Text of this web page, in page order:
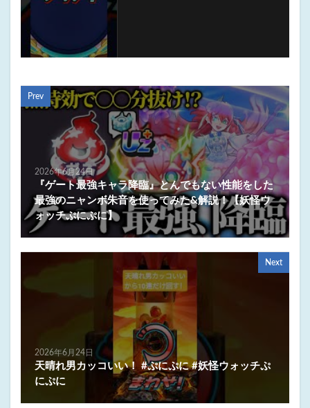
Prev
2026年6月24日
『ゲート最強キャラ降臨』とんでもない性能をした
最強のニャンボ朱音を使ってみた&解説！【妖怪ウ
ォッチぷにぷに】
Next
2026年6月24日
天晴れ男カッコいい！ #ぷにぷに #妖怪ウォッチぷ
にぷに